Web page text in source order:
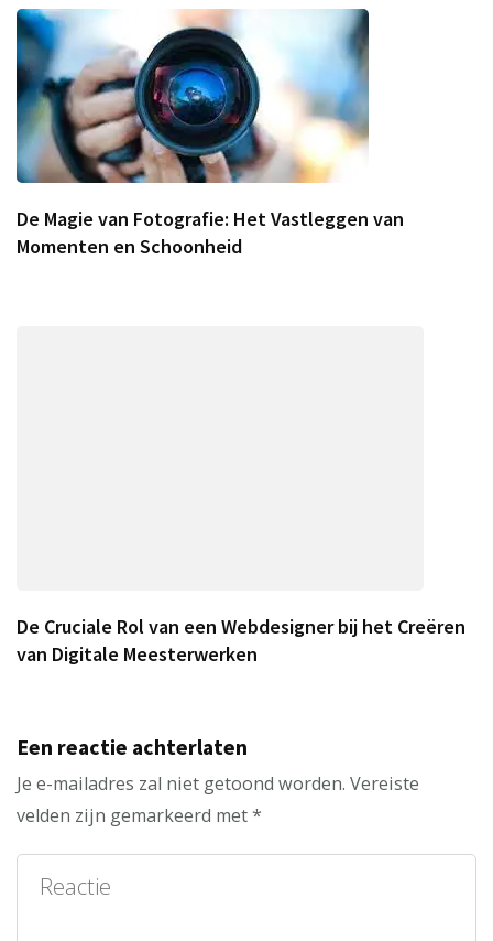
De Magie van Fotografie: Het Vastleggen van
Momenten en Schoonheid
De Cruciale Rol van een Webdesigner bij het Creëren
van Digitale Meesterwerken
Een reactie achterlaten
Je e-mailadres zal niet getoond worden. Vereiste
velden zijn gemarkeerd met*